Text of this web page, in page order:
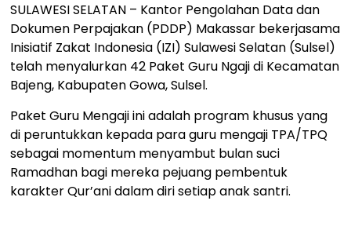
SULAWESI SELATAN – Kantor Pengolahan Data dan
Dokumen Perpajakan (PDDP) Makassar bekerjasama
Inisiatif Zakat Indonesia (IZI) Sulawesi Selatan (Sulsel)
telah menyalurkan 42 Paket Guru Ngaji di Kecamatan
Bajeng, Kabupaten Gowa, Sulsel.
Paket Guru Mengaji ini adalah program khusus yang
di peruntukkan kepada para guru mengaji TPA/TPQ
sebagai momentum menyambut bulan suci
Ramadhan bagi mereka pejuang pembentuk
karakter Qur’ani dalam diri setiap anak santri.